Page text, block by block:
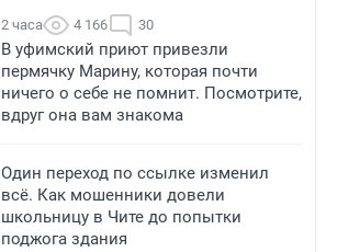
2 часа 4 166 30
В уфимский приют привезли
пермячку Марину, которая почти
ничего о себе не помнит. Посмотрите,
вдруг она вам знакома
Один переход по ссылке изменил
всё. Как мошенники довели
школьницу в Чите до попытки
поджога здания